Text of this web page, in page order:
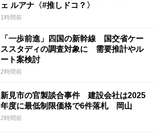
ェ ルアナ〈#推しドコ？〉
1時間前
「一歩前進」四国の新幹線 国交省ケー
ススタディの調査対象に 需要推計やル
ート案検討
2時間前
新見市の官製談合事件 建設会社は2025
年度に最低制限価格で6件落札 岡山
2時間前